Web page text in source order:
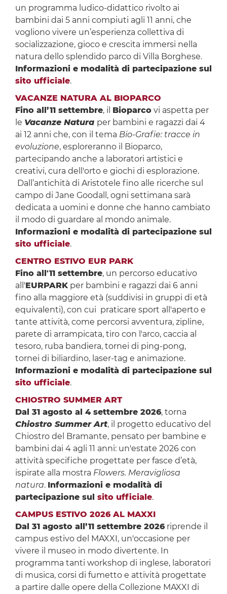
un programma ludico-didattico rivolto ai
bambini dai 5 anni compiuti agli 11 anni, che
vogliono vivere un’esperienza collettiva di
socializzazione, gioco e crescita immersi nella
natura dello splendido parco di Villa Borghese.
Informazioni e modalità di partecipazione sul
sito ufficiale.
VACANZE NATURA AL BIOPARCO
Fino all’11 settembre, il Bioparcovi aspetta per
le Vacanze Natura per bambini e ragazzi dai 4
ai 12 anni che, con il tema Bio-Grafie: tracce in
evoluzione, esploreranno il Bioparco,
partecipando anche a laboratori artistici e
creativi, cura dell'orto e giochi di esplorazione.
Dall’antichità di Aristotele fino alle ricerche sul
campo di Jane Goodall, ogni settimana sarà
dedicata a uomini e donne che hanno cambiato
il modo di guardare al mondo animale.
Informazioni e modalità di partecipazione sul
sito ufficiale.
CENTRO ESTIVO EUR PARK
Fino all'11 settembre, un percorso educativo
all'EURPARKper bambini e ragazzi dai 6 anni
fino alla maggiore età (suddivisi in gruppi di età
equivalenti), con cui praticare sport all'aperto e
tante attività, come percorsi avventura, zipline,
parete di arrampicata, tiro con l'arco, caccia al
tesoro, ruba bandiera, tornei di ping-pong,
tornei di biliardino, laser-tag e animazione.
Informazioni e modalità di partecipazione sul
sito ufficiale.
CHIOSTRO SUMMER ART
Dal 31 agosto al 4 settembre 2026, torna
Chiostro Summer Art, il progetto educativo del
Chiostro del Bramante, pensato per bambine e
bambini dai 4 agli 11 anni: un'estate 2026 con
attività specifiche progettate per fasce d’età,
ispirate alla mostra Flowers. Meravigliosa
natura. Informazioni e modalità di
partecipazione sul sito ufficiale.
CAMPUS ESTIVO 2026 AL MAXXI
Dal 31 agosto all’11 settembre 2026riprende il
campus estivo del MAXXI, un'occasione per
vivere il museo in modo divertente. In
programma tanti workshop di inglese, laboratori
di musica, corsi di fumetto e attività progettate
a partire dalle opere della Collezione MAXXI di